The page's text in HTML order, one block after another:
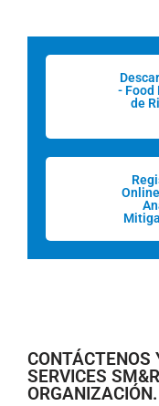
- Food
de
CONTÁCTENOS
SERVICES
ORGANIZACIÓN.